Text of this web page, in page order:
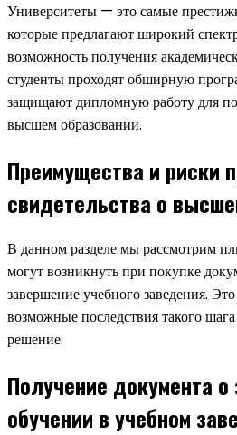
Университеты — это самые
которые предлагают широкий
возможность получения
студенты проходят обширную
защищают дипломную работу для
высшем образовании.
Преимущества и риски
свидетельства о
В данном разделе мы рассмотрим
могут возникнуть при покупке
завершение учебного заведения.
возможные последствия такого
решение.
Получение документа
обучении в учебном